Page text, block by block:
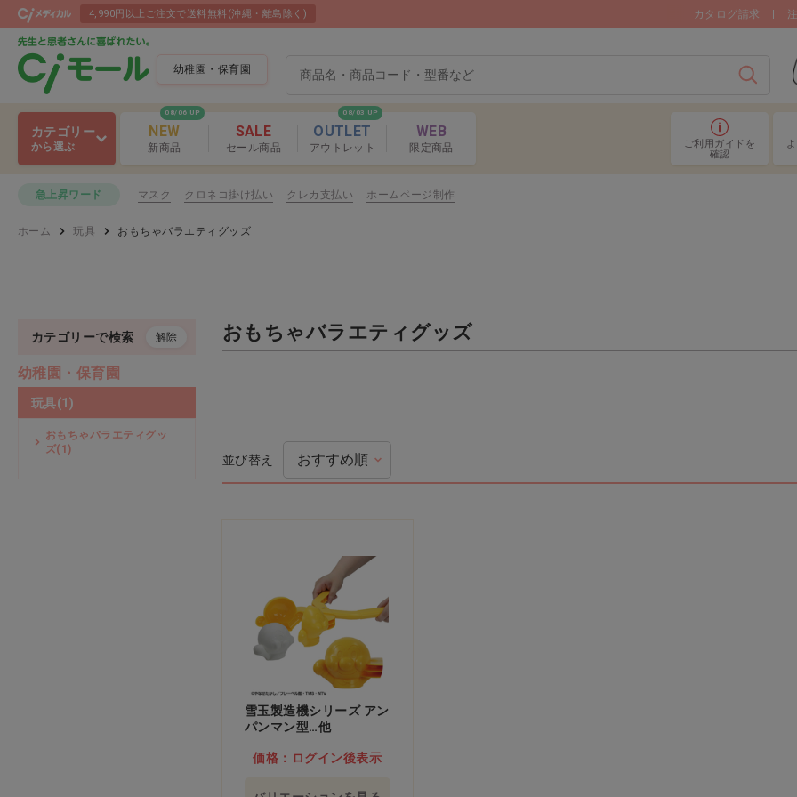
4,990円以上ご注文で送料無料(沖縄・離島除く) カタログ請求
幼稚園・保育園 検索
カテゴリー
から選ぶ
製作用品
玩具
運動用品
式典・新学期用品
製作用品
製作用品 おすすめアイテム
08/06 UP
NEW
新商品
SALE
セール商品
08/03 UP
OUTLET
アウトレット
WEB
限定商品 ご利用ガイド を
確認
急上昇ワード マスク クロネコ掛け払い クレカ支払い ホームページ制作
ホーム 玩具 おもちゃバラエティグッズ
おもちゃバラエティグッズ
並び替え
雪玉製造機シリーズ アン
パンマン型…他
価格：ログイン後表示
カテゴリーで検索 解除
幼稚園・保育園
玩具(1)
おもちゃバラエティグッ
ズ(1)